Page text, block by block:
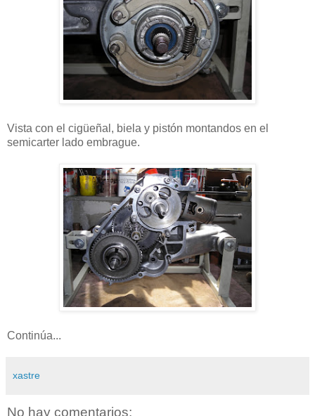
Vista con el cigüeñal, biela y pistón montandos en el
semicarter lado embrague.
Continúa...
xastre
No hay comentarios: